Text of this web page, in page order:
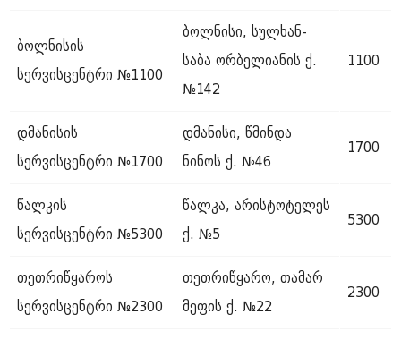
ბოლნისის
სერვისცენტრი №1100
ბოლნისი, სულხან-
საბა ორბელიანის ქ.
№142
1100
დმანისის
სერვისცენტრი №1700
დმანისი, წმინდა
ნინოს ქ. №46
1700
წალკის
სერვისცენტრი №5300
წალკა, არისტოტელეს
ქ. №5
5300
თეთრიწყაროს
სერვისცენტრი №2300
თეთრიწყარო, თამარ
მეფის ქ. №22
2300